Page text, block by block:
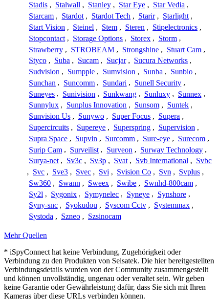
Stadis , Stalwall , Stanley , Star Eye , Star Vedia ,
Starcam , Stardot , Stardot Tech , Starir , Starlight ,
Start Vision , Steinel , Stem , Steren , Stipelectronics ,
Stopcontact , Storage Options , Storex , Storm ,
Strawberry , STROBEAM , Strongshine , Stuart Cam ,
Styco , Suba , Sucam , Sucjar , Sucura Networks ,
Sudvision , Sumpple , Sumvision , Sunba , Sunbio ,
Sunchan , Suncomm , Sundari , Sunell Security ,
Suneyes , Sunivision , Sunkwang , Sunluxy , Sunnex ,
Sunnylux , Sunplus Innovation , Sunsom , Suntek ,
Sunvision Us , Sunywo , Super Focus , Supera ,
Supercircuits , Supereye , Superspring , Supervision ,
Supra Space , Supvin , Surcomm , Sure-eye , Surecom ,
Surip Cam , Surveilist , Surveon , Surway Technology ,
Surya-net , Sv3c , Sv3p , Svat , Svb International , Svbc
, Svc , Sve3 , Svec , Svi , Svision Co , Svn , Svplus ,
Sw360 , Swann , Sweex , Swibe , Swnhd-800cam ,
Sy2l , Sygonix , Symynelec , Syneye , Synshore ,
Syny-snc , Syokudou , Syscom Cctv , Systemmax ,
Systoda , Szneo , Szsinocam
Mehr Quellen
* iSpyConnect hat keine Verbindung, Zugehörigkeit oder
Verbindung zu den Produkten von Seisatek. Die hier bereitgestellten
Verbindungsdetails wurden von der Community zusammengestellt
und können unvollständig, ungenau oder veraltet sein. Wir geben
keine Garantie oder Gewährleistung dafür, dass Sie sich mit Ihren
Kameras über diese URLs verbinden können.